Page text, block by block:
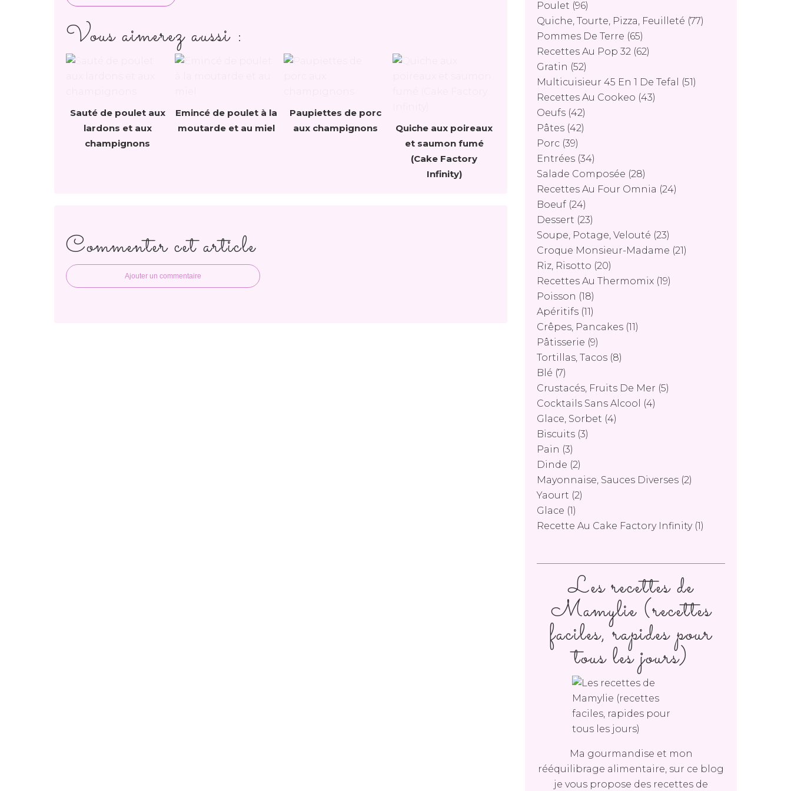
Vous aimerez aussi :
Sauté de poulet aux
lardons et aux
champignons
Emincé de poulet à la
moutarde et au miel
Paupiettes de porc
aux champignons
Quiche aux poireaux
et saumon fumé
(Cake Factory
Infinity)
Commenter cet article
Ajouter un commentaire
Poulet (96)
Quiche, Tourte, Pizza, Feuilleté (77)
Pommes De Terre (65)
Recettes Au Pop 32 (62)
Gratin (52)
Multicuisieur 45 En 1 De Tefal
(51)
Recettes Au Cookeo (43)
Oeufs (42)
Pâtes (42)
Porc (39)
Entrées (34)
Salade Composée (28)
Recettes Au Four Omnia (24)
Boeuf (24)
Dessert (23)
Soupe, Potage, Velouté (23)
Croque Monsieur-Madame (21)
Riz, Risotto (20)
Recettes Au Thermomix (19)
Poisson (18)
Apéritifs (11)
Crêpes, Pancakes (11)
Pâtisserie (9)
Tortillas, Tacos (8)
Blé (7)
Crustacés, Fruits De Mer (5)
Cocktails Sans Alcool
(4)
Glace, Sorbet (4)
Biscuits (3)
Pain (3)
Dinde (2)
Mayonnaise, Sauces Diverses (2)
Yaourt (2)
Glace (1)
Recette Au Cake Factory Infinity(1)
Les recettes de
Mamylie (recettes
faciles, rapides pour
tous les jours)
Ma gourmandise et mon
rééquilibrage alimentaire, sur ce blog
je vous propose des recettes de